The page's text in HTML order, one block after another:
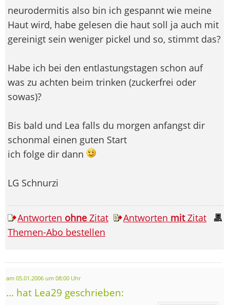
neurodermitis also bin ich gespannt wie meine
Haut wird, habe gelesen die haut soll ja auch mit
gereinigt sein weniger pickel und so, stimmt das?
Habe ich bei den entlastungstagen schon auf
was zu achten beim trinken (zuckerfrei oder
sowas)?
Bis bald und Lea falls du morgen anfangst dir
schonmal einen guten Start
ich folge dir dann
LG Schnurzi
Antworten ohne Zitat Antworten mitZitat
Themen-Abo bestellen
am 05.01.2006 um 08:00 Uhr
... hat Lea29 geschrieben: